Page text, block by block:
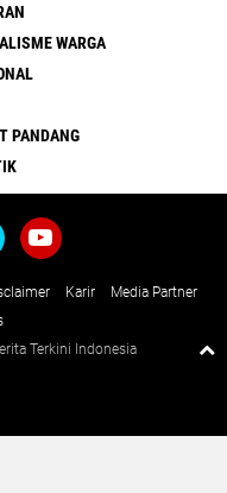
WARGA
PANDANG
Karir
Media Partner
Terkini Indonesia